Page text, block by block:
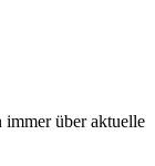
immer über aktuelle